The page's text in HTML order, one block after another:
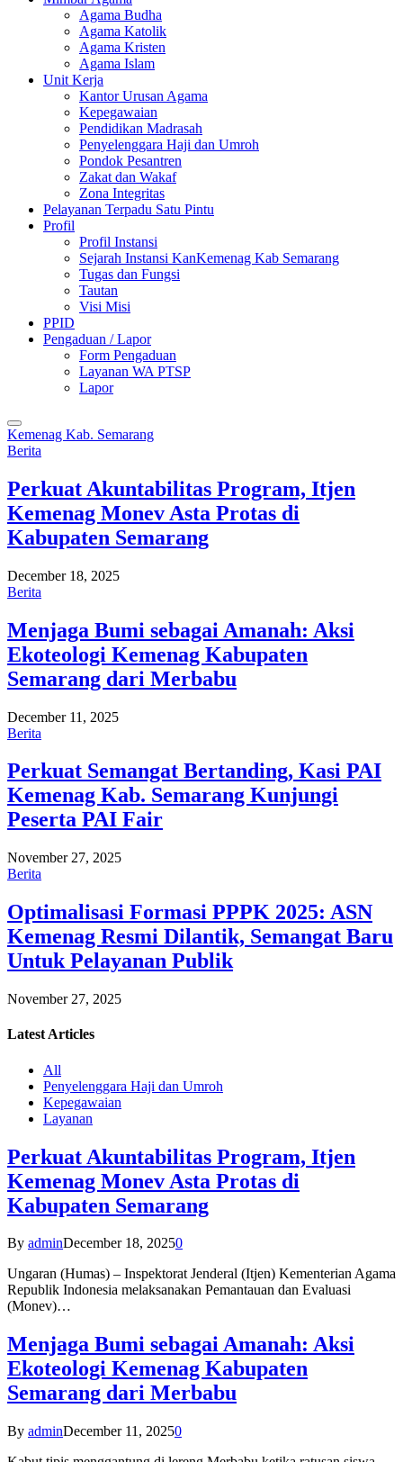
Agama Budha
Agama Katolik
Agama Kristen
Agama Islam
Unit Kerja
Kantor Urusan Agama
Kepegawaian
Pendidikan Madrasah
Penyelenggara Haji dan Umroh
Pondok Pesantren
Zakat dan Wakaf
Zona Integritas
Pelayanan Terpadu Satu Pintu
Profil
Profil Instansi
Sejarah Instansi KanKemenag Kab Semarang
Tugas dan Fungsi
Tautan
Visi Misi
PPID
Pengaduan / Lapor
Form Pengaduan
Layanan WA PTSP
Lapor
Kemenag Kab. Semarang
Berita
Perkuat Akuntabilitas Program, Itjen
Kemenag Monev Asta Protas di
Kabupaten Semarang
December 18, 2025
Berita
Menjaga Bumi sebagai Amanah: Aksi
Ekoteologi Kemenag Kabupaten
Semarang dari Merbabu
December 11, 2025
Berita
Perkuat Semangat Bertanding, Kasi PAI
Kemenag Kab. Semarang Kunjungi
Peserta PAI Fair
November 27, 2025
Berita
Optimalisasi Formasi PPPK 2025: ASN
Kemenag Resmi Dilantik, Semangat Baru
Untuk Pelayanan Publik
November 27, 2025
Latest Articles
All
Penyelenggara Haji dan Umroh
Kepegawaian
Layanan
Perkuat Akuntabilitas Program, Itjen
Kemenag Monev Asta Protas di
Kabupaten Semarang
By adminDecember 18, 20250
Ungaran (Humas) – Inspektorat Jenderal (Itjen) Kementerian Agama
Republik Indonesia melaksanakan Pemantauan dan Evaluasi
(Monev)…
Menjaga Bumi sebagai Amanah: Aksi
Ekoteologi Kemenag Kabupaten
Semarang dari Merbabu
By adminDecember 11, 20250